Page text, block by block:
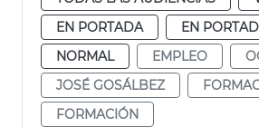
EN PORTADA
EN
NORMAL
EMPLEO
JOSÉ GOSÁLBEZ
FORMACIÓN